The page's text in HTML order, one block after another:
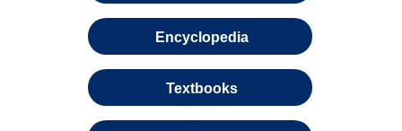
Encyclopedia
Textbooks